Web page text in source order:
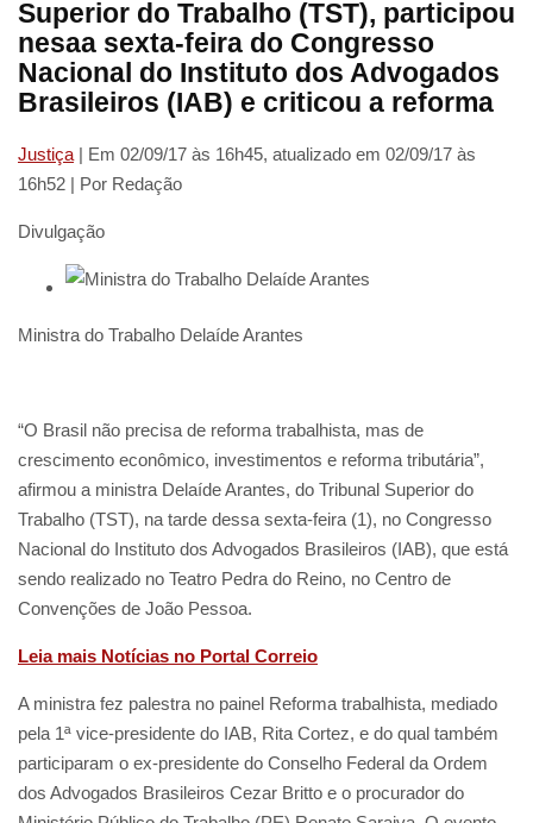
Superior do Trabalho (TST), participou
nesaa sexta-feira do Congresso
Nacional do Instituto dos Advogados
Brasileiros (IAB) e criticou a reforma
Justiça | Em 02/09/17 às 16h45, atualizado em 02/09/17 às
16h52 | Por Redação
Divulgação
Ministra do Trabalho Delaíde Arantes
“O Brasil não precisa de reforma trabalhista, mas de
crescimento econômico, investimentos e reforma tributária”,
afirmou a ministra Delaíde Arantes, do Tribunal Superior do
Trabalho (TST), na tarde dessa sexta-feira (1), no Congresso
Nacional do Instituto dos Advogados Brasileiros (IAB), que está
sendo realizado no Teatro Pedra do Reino, no Centro de
Convenções de João Pessoa.
Leia mais Notícias no Portal Correio
A ministra fez palestra no painel Reforma trabalhista, mediado
pela 1ª vice-presidente do IAB, Rita Cortez, e do qual também
participaram o ex-presidente do Conselho Federal da Ordem
dos Advogados Brasileiros Cezar Britto e o procurador do